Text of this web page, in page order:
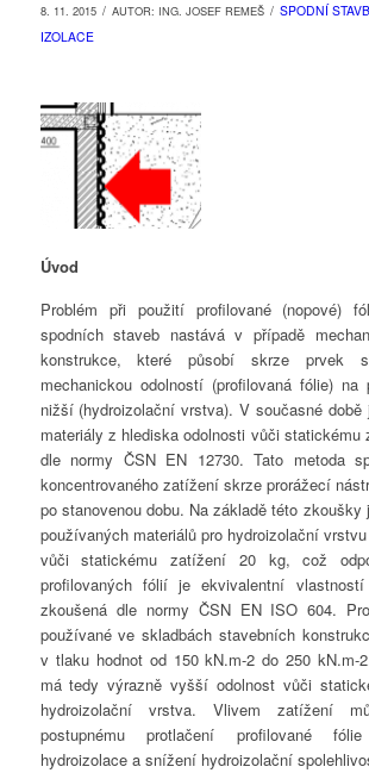
8. 11. 2015 / AUTOR: ING. JOSEF REMEŠ / SPODNÍ
IZOLACE
Úvod
Problém při použití profilované (nopové)
spodních staveb nastává v případě
konstrukce, které působí skrze prvek
mechanickou odolností (profilovaná fólie)
nižší (hydroizolační vrstva). V současné době
materiály z hlediska odolnosti vůči statickému
dle normy ČSN EN 12730. Tato metoda
koncentrovaného zatížení skrze prorážecí
po stanovenou dobu. Na základě této
používaných materiálů pro hydroizolační
vůči statickému zatížení 20 kg, což
profilovaných fólií je ekvivalentní
zkoušená dle normy ČSN EN ISO 604.
používané ve skladbách stavebních
v tlaku hodnot od 150 kN.m-2 do 250 kN.m-
má tedy výrazně vyšší odolnost vůči
hydroizolační vrstva. Vlivem zatížení
postupnému protlačení profilované
hydroizolace a snížení hydroizolační